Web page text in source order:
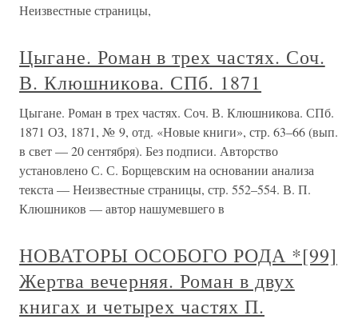
Неизвестные страницы,
Цыгане. Роман в трех частях. Соч.
В. Клюшникова. СПб. 1871
Цыгане. Роман в трех частях. Соч. В. Клюшникова. СПб.
1871 ОЗ, 1871, № 9, отд. «Новые книги», стр. 63–66 (вып.
в свет — 20 сентября). Без подписи. Авторство
установлено С. С. Борщевским на основании анализа
текста — Неизвестные страницы, стр. 552–554. В. П.
Клюшников — автор нашумевшего в
НОВАТОРЫ ОСОБОГО РОДА *[99]
Жертва вечерняя. Роман в двух
книгах и четырех частях П.